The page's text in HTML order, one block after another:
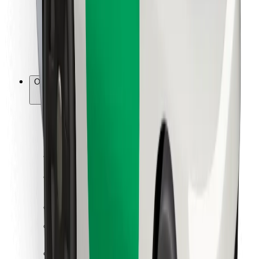
Za vlasnike flota
Za restorane
Bolt for Business
Ostalo
Dobavljači
Uvjeti i odredbe
Zatraži vožnju i putuj kroz nekoliko minuta!
Preuzmi aplikaciju Bolt
Pronađi svoje najdraže jelo!